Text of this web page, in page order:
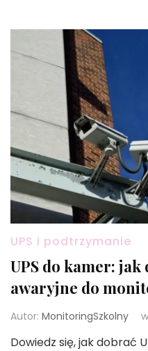
UPS i podtrzymanie
UPS do kamer:
awaryjne do
Autor: MonitoringSzkolny w
Dowiedz się, jak dobrać